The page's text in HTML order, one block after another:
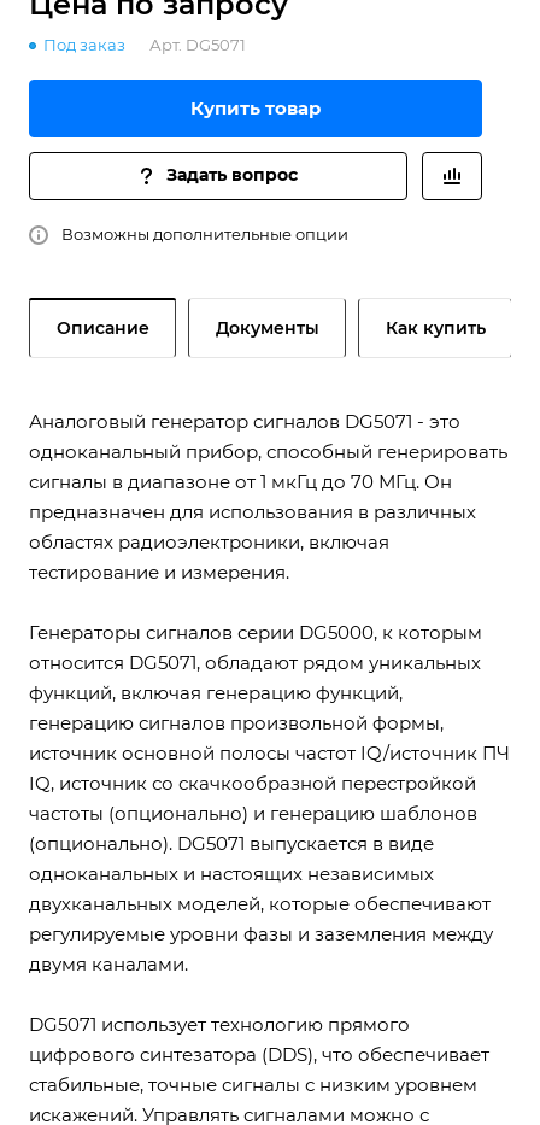
Под заказ Арт. DG5071
Купить товар
Задать вопрос
Возможны дополнительные опции
Описание Документы Как купить
Аналоговый генератор сигналов DG5071 - это
одноканальный прибор, способный генерировать
сигналы в диапазоне от 1 мкГц до 70 МГц. Он
предназначен для использования в различных
областях радиоэлектроники, включая
тестирование и измерения.
Генераторы сигналов серии DG5000, к которым
относится DG5071, обладают рядом уникальных
функций, включая генерацию функций,
генерацию сигналов произвольной формы,
источник основной полосы частот IQ/источник ПЧ
IQ, источник со скачкообразной перестройкой
частоты (опционально) и генерацию шаблонов
(опционально). DG5071 выпускается в виде
одноканальных и настоящих независимых
двухканальных моделей, которые обеспечивают
регулируемые уровни фазы и заземления между
двумя каналами.
DG5071 использует технологию прямого
цифрового синтезатора (DDS), что обеспечивает
стабильные, точные сигналы с низким уровнем
искажений. Управлять сигналами можно с